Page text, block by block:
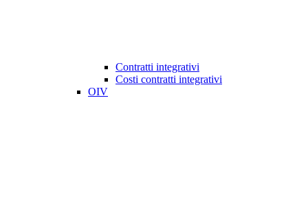
Contratti integrativi
Costi contratti integrativi
OIV